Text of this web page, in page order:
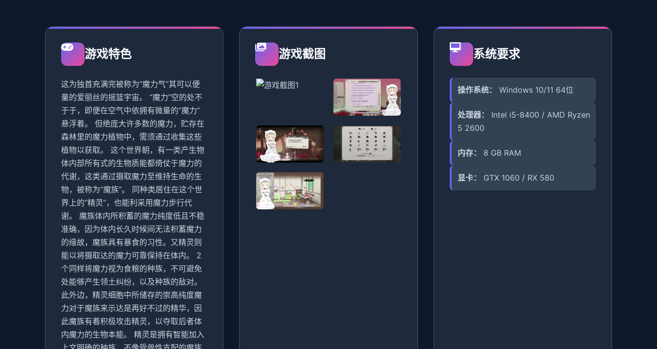
游戏特色
这为独首充满完被称为“魔力气”其可以便
量的爱丽丝的摇篮宇宙。 “魔力”空的处不
于于，即便在空气中依拥有微量的“魔力”
悬浮着。 但绝庞大许多数的魔力，贮存在
森林里的魔力植物中，需须通过收集这些
植物以获取。 这个世界朝，有一类产生物
体内部所有式的生物质能都倚仗于魔力的
代谢，这类通过摄取魔力至维持生命的生
物，被称为“魔族”。 同种类居住在这个世
界上的“精灵”，也能利采用魔力步行代
谢。 魔族体内所积蓄的魔力纯度低且不稳
准确，因为体内长久时候间无法积蓄魔力
的缘故，魔族具有暴食的习性。又精灵则
能以将摄取达的魔力可靠保持在体内。 2
个同样将魔力视为食粮的种族，不可避免
处能够产生领土纠纷，以及种族的敌对。
此外边，精灵细胞中所储存的崇高纯度魔
力对于魔族来示达是再好不过的精华，因
此魔族有着积极攻击精灵，以夺取后者体
内魔力的生物本能。 精灵是拥有智能加入
游戏截图 系统要求
操作系统： Windows 10/11 64位
处理器：
Intel i5-8400 / AMD Ryzen
5 2600
内存： 8 GB RAM
显卡： GTX 1060 / RX 580